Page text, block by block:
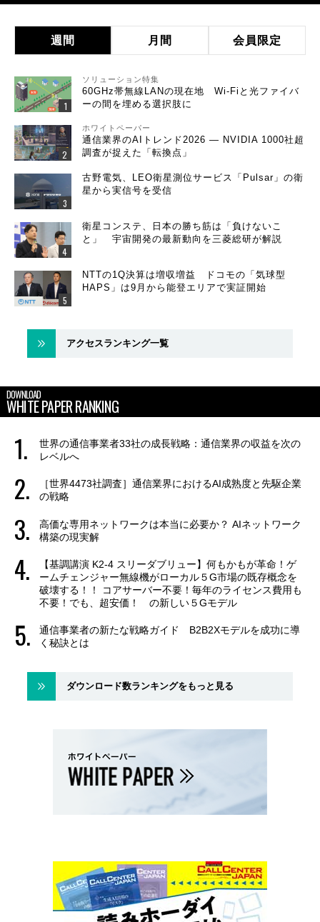
週間 月間 会員限定
ソリューション特集
60GHz帯無線LANの現在地 Wi-Fiと光ファイバ
ーの間を埋める選択肢に
ホワイトペーパー
通信業界のAIトレンド2026 ― NVIDIA 1000社超
調査が捉えた「転換点」
古野電気、LEO衛星測位サービス「Pulsar」の衛
星から実信号を受信
衛星コンステ、日本の勝ち筋は「負けないこ
と」 宇宙開発の最新動向を三菱総研が解説
NTTの1Q決算は増収増益 ドコモの「気球型
HAPS」は9月から能登エリアで実証開始
アクセスランキング一覧
DOWNLOAD
WHITE PAPER RANKING
世界の通信事業者33社の成長戦略：通信業界の収益を次の
レベルへ
［世界4473社調査］通信業界におけるAI成熟度と先駆企業
の戦略
高価な専用ネットワークは本当に必要か？ AIネットワーク
構築の現実解
【基調講演 K2-4 スリーダブリュー】何もかもが革命！ゲ
ームチェンジャー無線機がローカル５G市場の既存概念を
破壊する！！ コアサーバー不要！毎年のライセンス費用も
不要！でも、超安価！ の新しい５Gモデル
通信事業者の新たな戦略ガイド B2B2Xモデルを成功に導
く秘訣とは
ダウンロード数ランキングをもっと見る